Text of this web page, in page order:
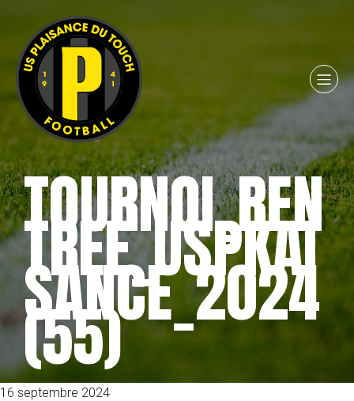
TOURNOI_REN
TREE_USPKAI
SANCE_2024
(55)
16 septembre 2024